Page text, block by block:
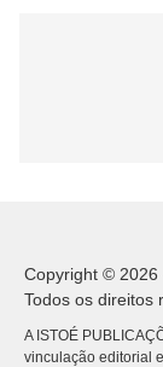
Copyright © 2026
Todos os direitos
A ISTOÉ
vinculação editorial